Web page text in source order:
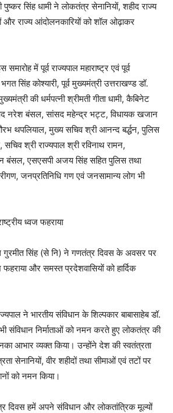
सिंह धामी ने लोकतंत्र सेनानियों, शहीद राज्य
और राज्य आंदोलनकारियों को शॉल ओढ़ाकर
में पूर्व राज्यपाल महाराष्ट्र एवं पूर्व
सिंह कोश्यारी, पूर्व मुख्यमंत्री उत्तराखण्ड डॉ.
की धर्मपत्नी श्रीमती गीता धामी, कैबिनेट
नरेश बंसल, सांसद महेन्द्र भट्ट, विधायक खजान
थपलियाल, मुख्य सचिव श्री आनन्द बर्द्धन, पुलिस
श्री राज्यपाल श्री रविनाथ रामन,
बंसल, एसएसपी अजय सिंह सहित पुलिस तथा
जनप्रतिनिधि गण एवं जनसामान्य लोग भी
ध्वज फहराया
गुरमीत सिंह (से नि) ने गणतंत्र दिवस के अवसर पर
और समस्त प्रदेशवासियों को हार्दिक
ने भारतीय संविधान के शिल्पकार बाबासाहेब डॉ.
संविधान निर्माताओं को नमन करते हुए लोकतंत्र की
आभार व्यक्त किया। उन्होंने देश की स्वतंत्रता
सेनानियों, वीर शहीदों तथा सीमाओं एवं तटों पर
को नमन किया।
दिवस हमें अपने संविधान और लोकतांत्रिक मूल्यों